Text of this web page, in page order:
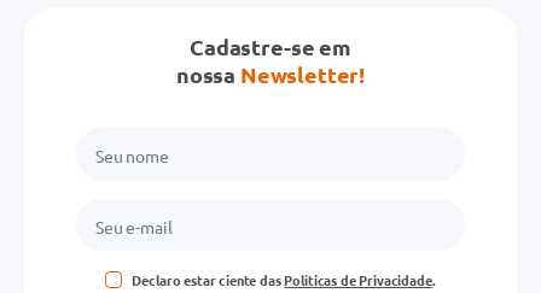
Cadastre-se em
nossa Newsletter!
Declaro estar ciente dasPolíticas de Privacidade.